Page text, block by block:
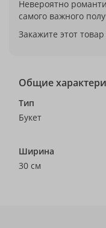
Невероятно
самого важного
Закажите этот
Общие
Тип
Букет
Ширина
30 см